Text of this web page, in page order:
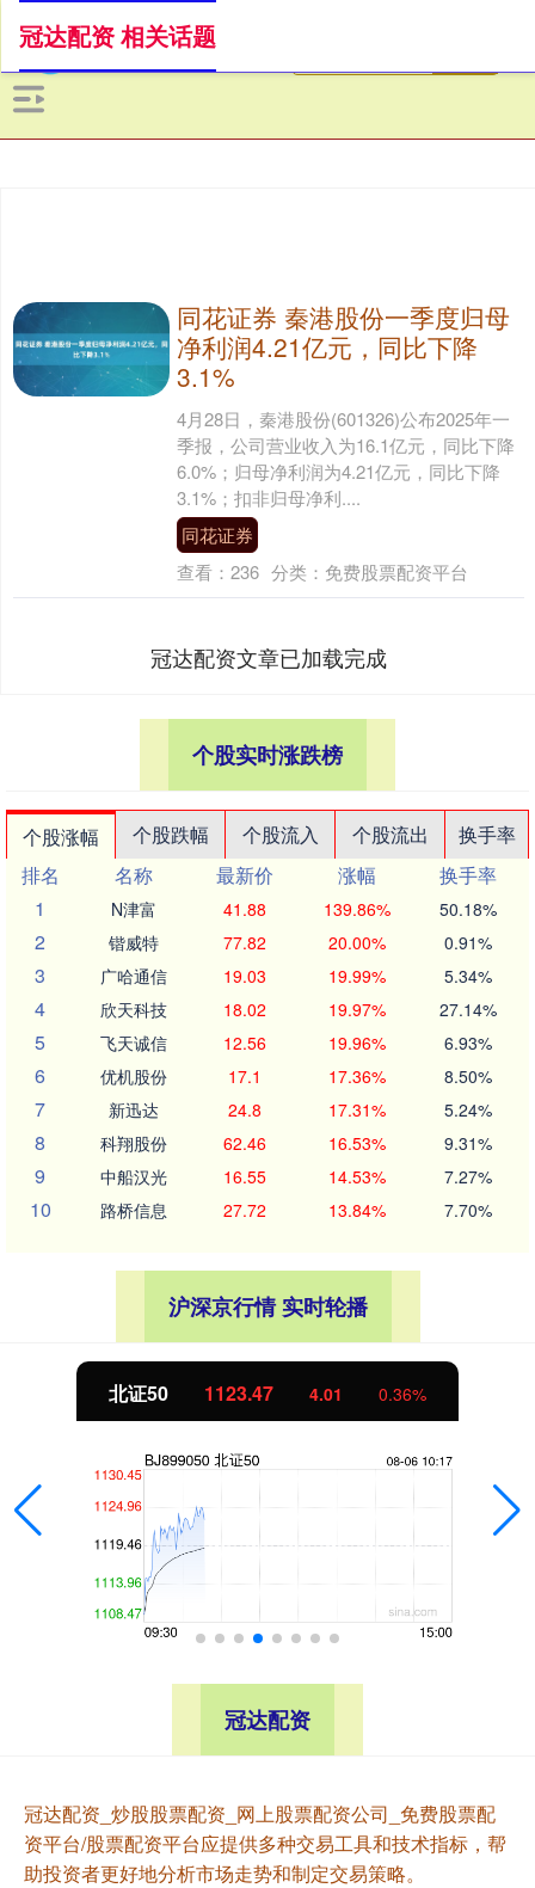
冠达配资 相关话题
同花证券 秦港股份一季度归母
净利润4.21亿元，同比下降
3.1%
4月28日，秦港股份(601326)公布2025年一
季报，公司营业收入为16.1亿元，同比下降
6.0%；归母净利润为4.21亿元，同比下降
3.1%；扣非归母净利....
同花证券
查看： 236 分类： 免费股票配资平台
冠达配资文章已加载完成
个股实时涨跌榜
个股涨幅 个股跌幅 个股流入 个股流出
换手率
排名
名称 最新价 涨幅
换手率
1
N津富 41.88 139.86% 50.18%
2 锴威特 77.82 20.00% 0.91%
3 广哈通信 19.03 19.99% 5.34%
4 欣天科技 18.02 19.97% 27.14%
5 飞天诚信 12.56 19.96% 6.93%
6 优机股份 17.1 17.36% 8.50%
7 新迅达 24.8 17.31% 5.24%
8 科翔股份 62.46 16.53% 9.31%
9 中船汉光 16.55 14.53% 7.27%
10 路桥信息 27.72 13.84% 7.70%
沪深京行情 实时轮播
北证50 1123.47 4.01 0.36%
冠达配资
冠达配资_炒股股票配资_网上股票配资公司_免费股票配
资平台/股票配资平台应提供多种交易工具和技术指标，帮
助投资者更好地分析市场走势和制定交易策略。